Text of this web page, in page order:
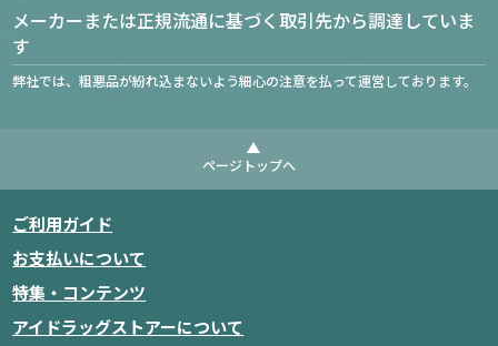
メーカーまたは正規流通に基づく取引先から調達していま
す
弊社では、粗悪品が紛れ込まないよう細心の注意を払って運営しております。
ページトップへ
ご利用ガイド
お支払いについて
特集・コンテンツ
アイドラッグストアーについて